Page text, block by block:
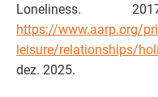
Loneliness.
https://www.aarp.org/
leisure/relationships/
dez. 2025.